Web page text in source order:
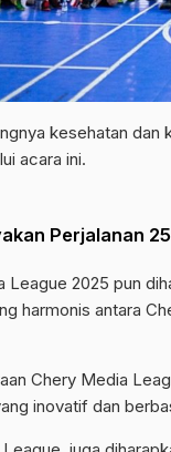
kesehatan dan
acara ini.
Perjalanan
League 2025 pun
harmonis antara
Chery Media
inovatif dan